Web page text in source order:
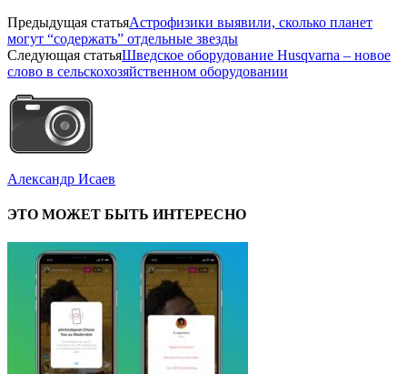
Предыдущая статьяАстрофизики выявили, сколько планет
могут “содержать” отдельные звезды
Следующая статьяШведское оборудование Husqvarna – новое
слово в сельскохозяйственном оборудовании
Александр Исаев
ЭТО МОЖЕТ БЫТЬ ИНТЕРЕСНО